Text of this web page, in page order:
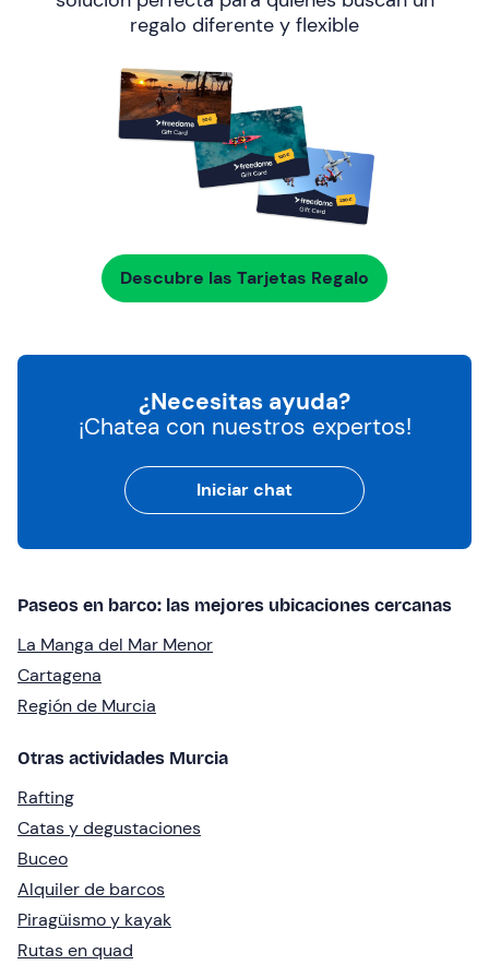
regalo diferente y flexible
Descubre las Tarjetas Regalo
¿Necesitas ayuda?
¡Chatea con nuestros expertos!
Iniciar chat
Paseos en barco: las mejores ubicaciones cercanas
La Manga del Mar Menor
Cartagena
Región de Murcia
Otras actividades Murcia
Rafting
Catas y degustaciones
Buceo
Alquiler de barcos
Piragüismo y kayak
Rutas en quad